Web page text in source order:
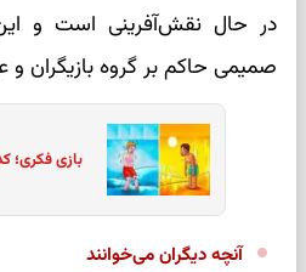
در حال نقش‌آفرینی است و
صمیمی حاکم بر گروه بازیگران
بازی فکری؛
آنچه دیگران می‌خوانند